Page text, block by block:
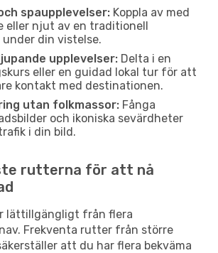
spaupplevelser: Koppla av med
eller njut av en traditionell
din vistelse.
upplevelser: Delta i en
eller en guidad lokal tur för att
kontakt med destinationen.
utan folkmassor: Fånga
och ikoniska sevärdheter
i din bild.
rutterna för att nå
lättillgängligt från flera
Frekventa rutter från större
att du har flera bekväma